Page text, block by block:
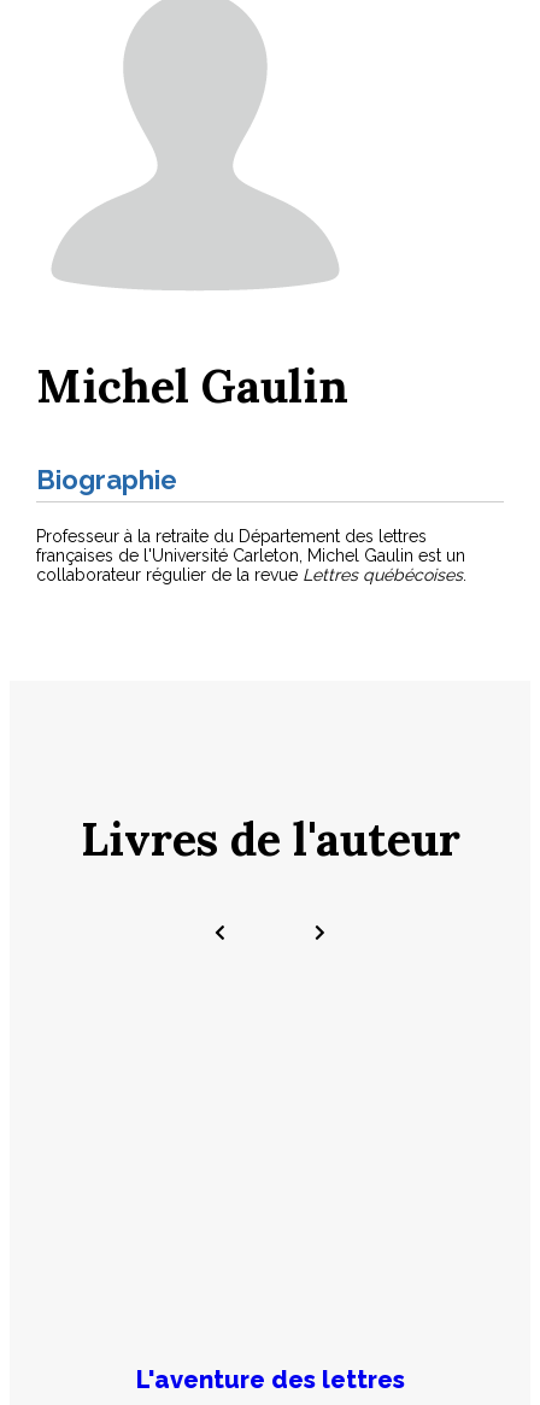
Michel Gaulin
Biographie
Professeur à la retraite du Département des lettres
françaises de l'Université Carleton, Michel Gaulin est un
collaborateur régulier de la revue Lettres québécoises.
Livres de l'auteur
L'aventure des lettres